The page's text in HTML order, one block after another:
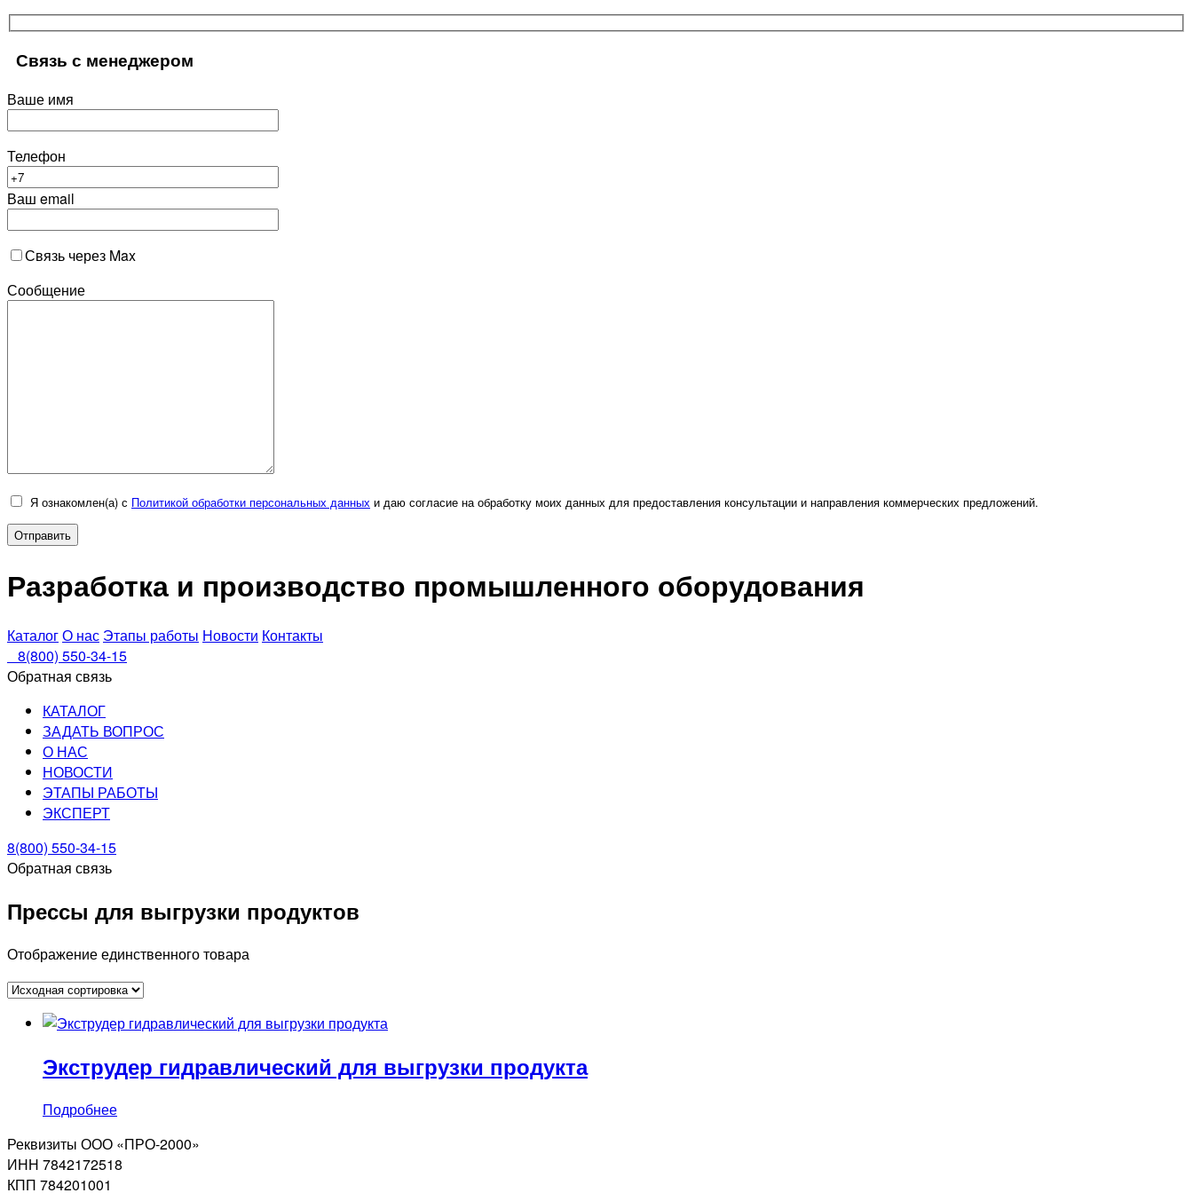
Связь с менеджером
Ваше имя
Телефон
Ваш email
Связь через Max
Сообщение
Я ознакомлен(а) с Политикой обработки персональных данных и даю согласие на обработку моих данных для предоставления консультации и направления коммерческих предложений.
Разработка и производство промышленного оборудования
КаталогО нас Этапы работы Новости Контакты
8(800) 550-34-15
Обратная связь
КАТАЛОГ
ЗАДАТЬ ВОПРОС
О НАС
НОВОСТИ
ЭТАПЫ РАБОТЫ
ЭКСПЕРТ
8(800) 550-34-15
Обратная связь
Прессы для выгрузки продуктов
Отображение единственного товара
Экструдер гидравлический для выгрузки продукта
Подробнее
Реквизиты ООО «ПРО-2000»
ИНН 7842172518
КПП 784201001